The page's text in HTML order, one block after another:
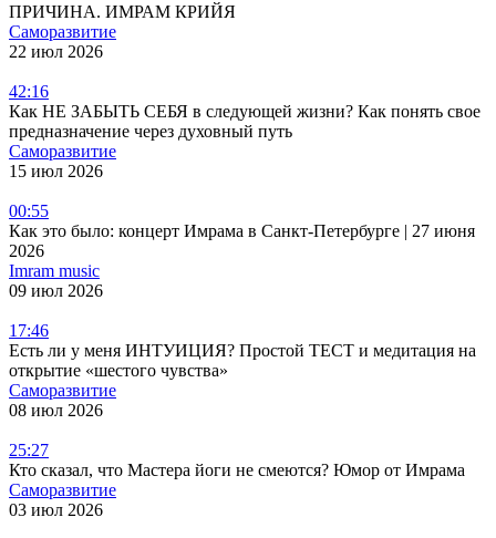
ПРИЧИНА. ИМРАМ КРИЙЯ
Саморазвитие
22 июл 2026
42:16
Как НЕ ЗАБЫТЬ СЕБЯ в следующей жизни? Как понять свое
предназначение через духовный путь
Саморазвитие
15 июл 2026
00:55
Как это было: концерт Имрама в Санкт-Петербурге | 27 июня
2026
Imram music
09 июл 2026
17:46
Есть ли у меня ИНТУИЦИЯ? Простой ТЕСТ и медитация на
открытие «шестого чувства»
Саморазвитие
08 июл 2026
25:27
Кто сказал, что Мастера йоги не смеются? Юмор от Имрама
Саморазвитие
03 июл 2026